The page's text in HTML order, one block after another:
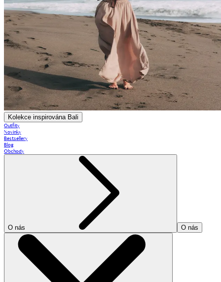
Kolekce inspirována Bali
Outfity
Novinky
Bestsellery
Blog
Obchody
O nás O nás